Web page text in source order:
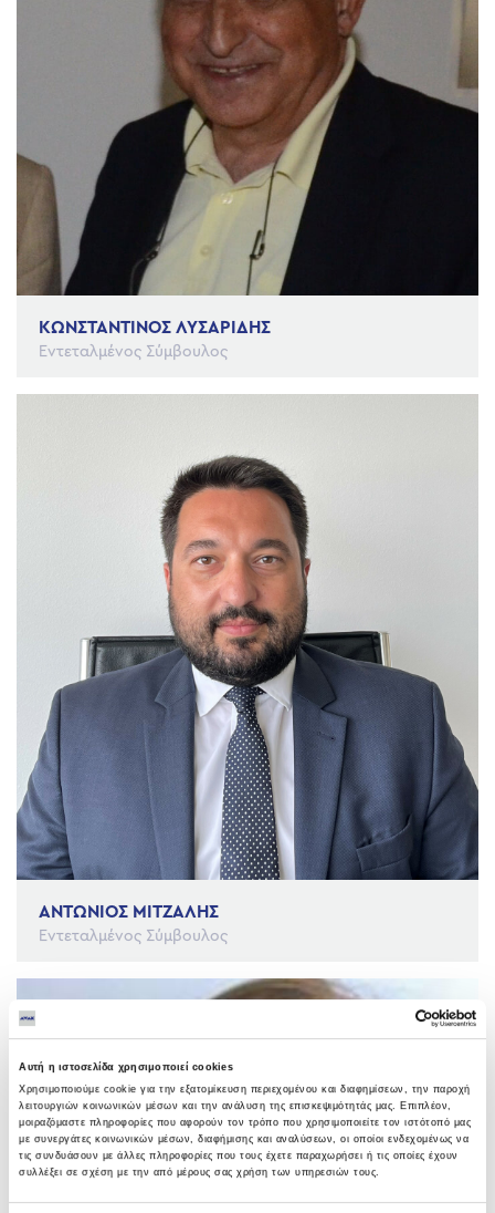
Αυτή η ιστοσελίδα χρησιμοποιεί cookies
Χρησιμοποιούμε cookie για την εξατομίκευση περιεχομένου και διαφημίσεων, την παροχή
λειτουργιών κοινωνικών μέσων και την ανάλυση της επισκεψιμότητάς μας. Επιπλέον,
μοιραζόμαστε πληροφορίες που αφορούν τον τρόπο που χρησιμοποιείτε τον ιστότοπό μας
με συνεργάτες κοινωνικών μέσων, διαφήμισης και αναλύσεων, οι οποίοι ενδεχομένως να
τις συνδυάσουν με άλλες πληροφορίες που τους έχετε παραχωρήσει ή τις οποίες έχουν
συλλέξει σε σχέση με την από μέρους σας χρήση των υπηρεσιών τους.
ΚΩΝΣΤΑΝΤΙΝΟΣ ΛΥΣΑΡΙΔΗΣ
Εντεταλμένος Σύμβουλος
ΑΝΤΩΝΙΟΣ ΜΙΤΖΑΛΗΣ
Εντεταλμένος Σύμβουλος